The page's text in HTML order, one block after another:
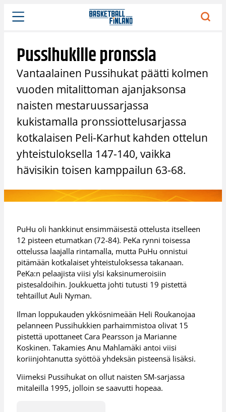
Siirry
sisältöön
Pussihukille pronssia
Vantaalainen Pussihukat päätti kolmen
vuoden mitalittoman ajanjaksonsa
naisten mestaruussarjassa
kukistamalla pronssiottelusarjassa
kotkalaisen Peli-Karhut kahden ottelun
yhteistuloksella 147-140, vaikka
hävisikin toisen kamppailun 63-68.
PuHu oli hankkinut ensimmäisestä ottelusta itselleen
12 pisteen etumatkan (72-84). PeKa rynni toisessa
ottelussa laajalla rintamalla, mutta PuHu onnistui
pitämään kotkalaiset yhteistuloksessa takanaan.
PeKa:n pelaajista viisi ylsi kaksinumeroisiin
pistesaldoihin. Joukkuetta johti tutusti 19 pistettä
tehtaillut Auli Nyman.
Ilman loppukauden ykkösnimeään Heli Roukanojaa
pelanneen Pussihukkien parhaimmistoa olivat 15
pistettä upottaneet Cara Pearsson ja Marianne
Koskinen. Takamies Anu Mahlamäki antoi viisi
koriinjohtanutta syöttöä yhdeksän pisteensä lisäksi.
Viimeksi Pussihukat on ollut naisten SM-sarjassa
mitaleilla 1995, jolloin se saavutti hopeaa.